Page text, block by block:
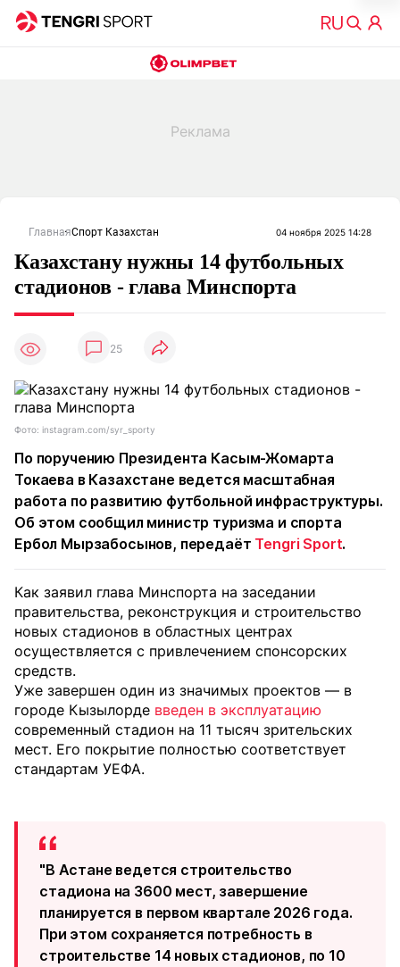
ГлавнаяСпорт Казахстан 04 ноября 2025 14:28
Казахстану нужны 14 футбольных
стадионов - глава Минспорта
25
Фото: instagram.com/syr_sporty
По поручению Президента Касым-Жомарта
Токаева в Казахстане ведется масштабная
работа по развитию футбольной инфраструктуры.
Об этом сообщил министр туризма и спорта
Ербол Мырзабосынов, передаёт Tengri Sport.
Как заявил глава Минспорта на заседании
правительства, реконструкция и строительство
новых стадионов в областных центрах
осуществляется с привлечением спонсорских
средств.
Уже завершен один из значимых проектов — в
городе Кызылорде введен в эксплуатацию
современный стадион на 11 тысяч зрительских
мест. Его покрытие полностью соответствует
стандартам УЕФА.
"В Астане ведется строительство
стадиона на 3600 мест, завершение
планируется в первом квартале 2026 года.
При этом сохраняется потребность в
строительстве 14 новых стадионов, по 10